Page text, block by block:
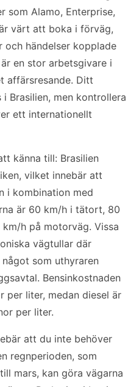
som Alamo, Enterprise,
värt att boka i förväg,
och händelser kopplade
en stor arbetsgivare i
affärsresande. Ditt
Brasilien, men kontrollera
ett internationellt
känna till: Brasilien
vilket innebär att
i kombination med
är 60 km/h i tätort, 80
h på motorväg. Vissa
vägtullar där
som uthyraren
Bensinkostnaden
per liter, medan diesel är
per liter.
att du inte behöver
regnperioden, som
mars, kan göra vägarna